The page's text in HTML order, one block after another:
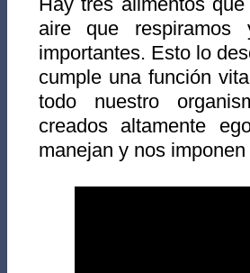
aire que
importantes. Esto lo
cumple una función
todo nuestro
creados altamente
manejan y nos